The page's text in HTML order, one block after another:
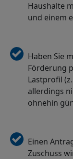
Haushalte
und einem
Haben Sie
Förderung
Lastprofil
allerdings
ohnehin
Einen
Zuschuss